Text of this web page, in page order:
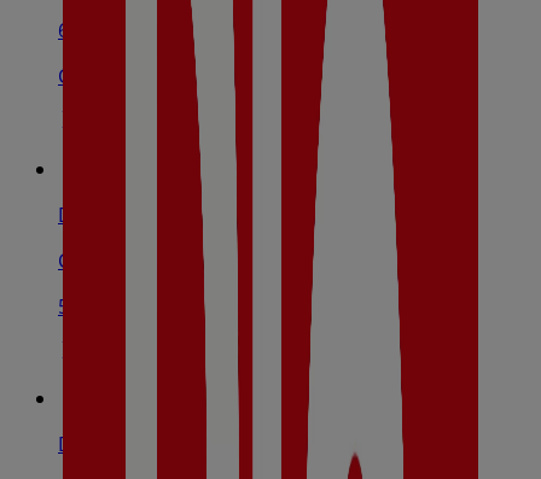
663 m
Cerrado
Dia
Carr. Bormujos, 1, Aznalcázar
5.4 km
Dia